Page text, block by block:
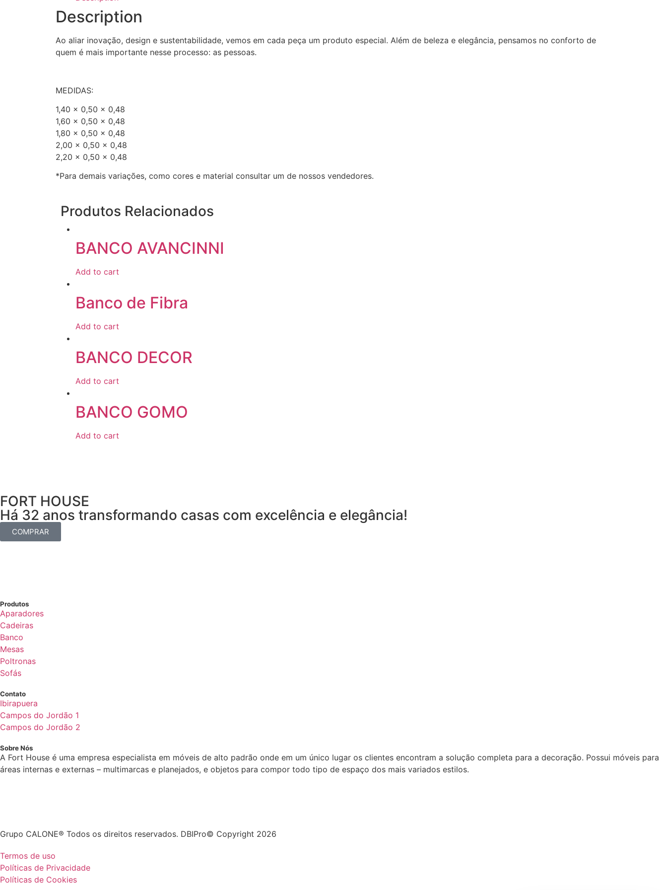
Description
Ao aliar inovação, design e sustentabilidade, vemos em cada peça um produto especial. Além de beleza e elegância, pensamos no conforto de
quem é mais importante nesse processo: as pessoas.
MEDIDAS:
1,40 x 0,50 x 0,48
1,60 x 0,50 x 0,48
1,80 x 0,50 x 0,48
2,00 x 0,50 x 0,48
2,20 x 0,50 x 0,48
*Para demais variações, como cores e material consultar um de nossos vendedores.
Produtos Relacionados
BANCO AVANCINNI
Add to cart
Banco de Fibra
Add to cart
BANCO DECOR
Add to cart
BANCO GOMO
Add to cart
FORT HOUSE
Há 32 anos transformando casas com excelência e elegância!
COMPRAR
Produtos
Aparadores
Cadeiras
Banco
Mesas
Poltronas
Sofás
Contato
Ibirapuera
Campos do Jordão 1
Campos do Jordão 2
Sobre Nós
A Fort House é uma empresa especialista em móveis de alto padrão onde em um único lugar os clientes encontram a solução completa para a decoração. Possui móveis para
áreas internas e externas – multimarcas e planejados, e objetos para compor todo tipo de espaço dos mais variados estilos.
Grupo CALONE® Todos os direitos reservados. DBIPro© Copyright 2026
Termos de uso
Políticas de Privacidade
Políticas de Cookies